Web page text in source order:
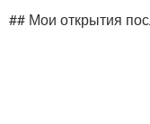
## Мои открытия